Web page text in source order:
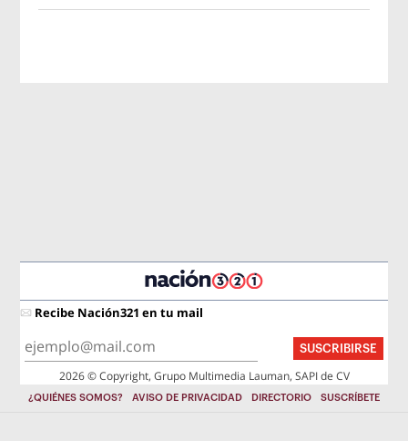
Recibe Nación321 en tu mail
SUSCRIBIRSE
2026 © Copyright, Grupo Multimedia Lauman, SAPI de CV
¿QUIÉNES SOMOS? AVISO DE PRIVACIDAD DIRECTORIO SUSCRÍBETE